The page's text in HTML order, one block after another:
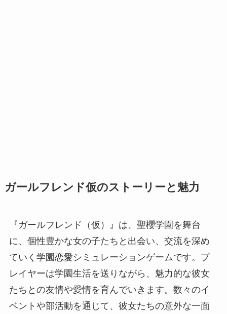
ガールフレンド仮のストーリーと魅力
『ガールフレンド（仮）』は、聖櫻学園を舞台
に、個性豊かな女の子たちと出会い、交流を深め
ていく学園恋愛シミュレーションゲームです。プ
レイヤーは学園生活を送りながら、魅力的な彼女
たちとの友情や愛情を育んでいきます。数々のイ
ベントや部活動を通じて、彼女たちの意外な一面